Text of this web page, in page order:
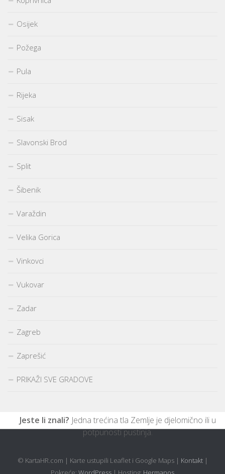
Osijek
Požega
Pula
Rijeka
Sisak
Slavonski Brod
Split
Šibenik
Varaždin
Velika Gorica
Vinkovci
Vukovar
Zadar
Zagreb
Zaprešić
PRIKAŽI SVE GRADOVE
Jeste li znali? Jedna trećina tla Zemlje je djelomično ili u
potpunosti pustinja.
© KartaHR.com | Karte ustupili Leaflet i Google Maps | Kontakt|